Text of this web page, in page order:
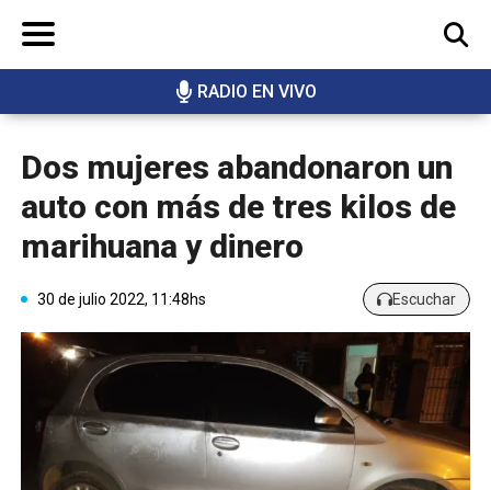
RADIO EN VIVO
BUSCAR
Dos mujeres abandonaron un
auto con más de tres kilos de
marihuana y dinero
30 de julio 2022, 11:48hs Escuchar